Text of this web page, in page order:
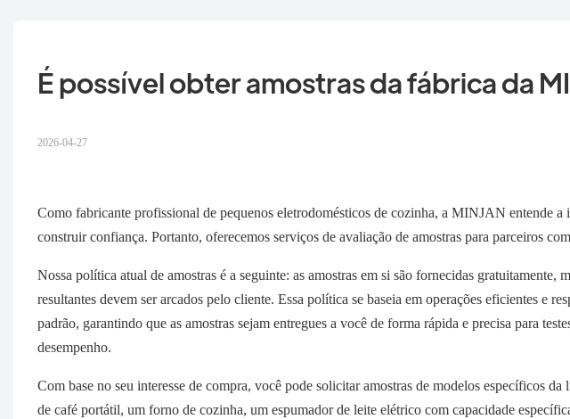
É possível obter amostras da fábrica da
2026-04-27
Como fabricante profissional de pequenos eletrodomésticos de cozinha, a MINJAN entende
construir confiança. Portanto, oferecemos serviços de avaliação de amostras para parceiros
Nossa política atual de amostras é a seguinte: as amostras em si são fornecidas gratuitamente,
resultantes devem ser arcados pelo cliente. Essa política se baseia em operações eficientes e
padrão, garantindo que as amostras sejam entregues a você de forma rápida e precisa para
desempenho.
Com base no seu interesse de compra, você pode solicitar amostras de modelos específicos
de café portátil, um forno de cozinha, um espumador de leite elétrico com capacidade